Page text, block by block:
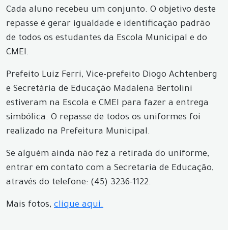
Cada aluno recebeu um conjunto. O objetivo deste
repasse é gerar igualdade e identificação padrão
de todos os estudantes da Escola Municipal e do
CMEI.
Prefeito Luiz Ferri, Vice-prefeito Diogo Achtenberg
e Secretária de Educação Madalena Bertolini
estiveram na Escola e CMEI para fazer a entrega
simbólica. O repasse de todos os uniformes foi
realizado na Prefeitura Municipal.
Se alguém ainda não fez a retirada do uniforme,
entrar em contato com a Secretaria de Educação,
através do telefone: (45) 3236-1122.
Mais fotos, clique aqui.